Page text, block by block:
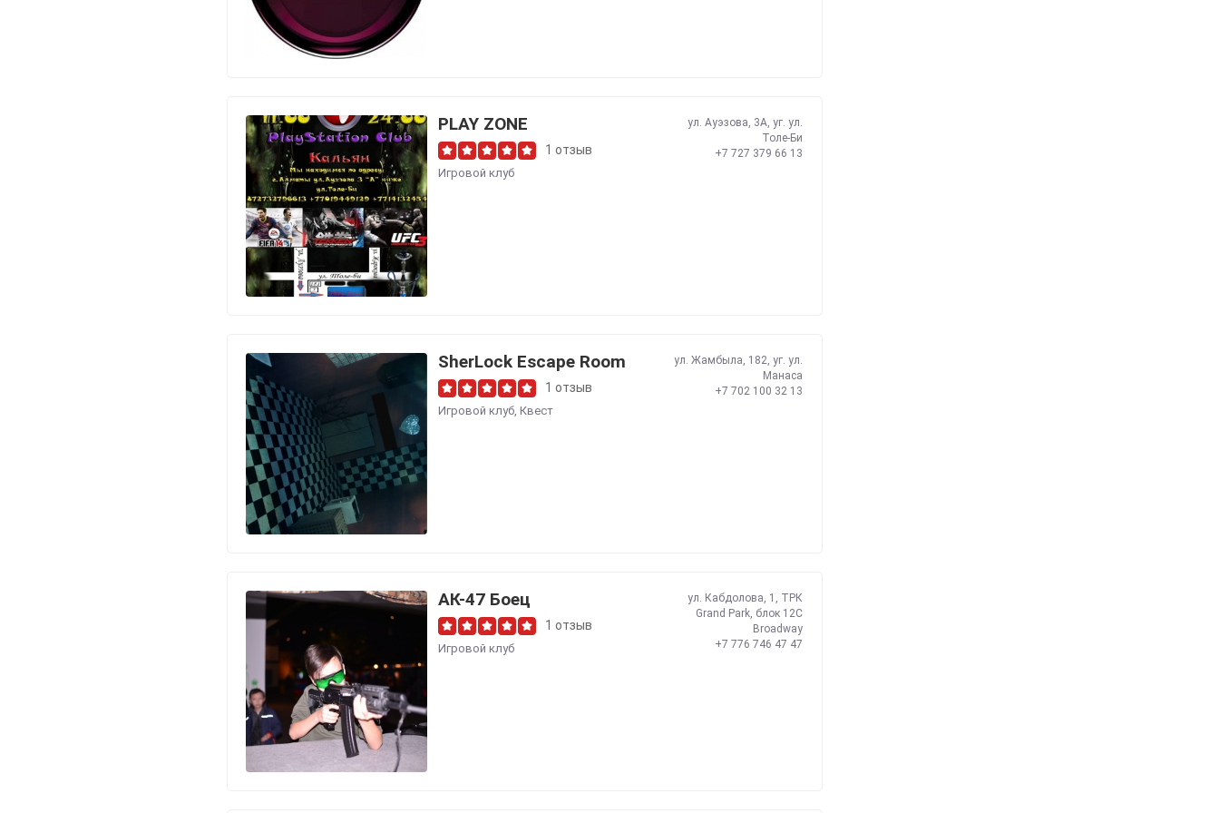
PLAY ZONE
1 отзыв
Игровой клуб
ул. Ауэзова, 3А, уг. ул.
Толе-Би
+7 727 379 66 13
SherLock Escape Room
1 отзыв
Игровой клуб, Квест
ул. Жамбыла, 182, уг. ул.
Манаса
+7 702 100 32 13
АК-47 Боец
1 отзыв
Игровой клуб
ул. Кабдолова, 1, ТРК
Grand Park, блок 12С
Broadway
+7 776 746 47 47